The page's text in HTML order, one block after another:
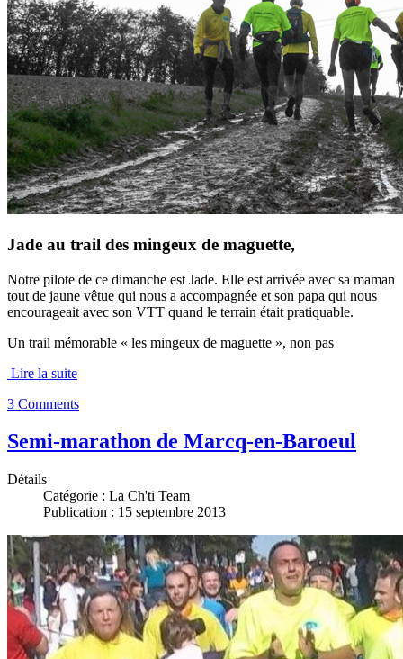
Jade au trail des mingeux de maguette,
Notre pilote de ce dimanche est Jade. Elle est arrivée avec sa maman
tout de jaune vêtue qui nous a accompagnée et son papa qui nous
encourageait avec son VTT quand le terrain était pratiquable.
Un trail mémorable « les mingeux de maguette », non pas
Lire la suite
3 Comments
Semi-marathon de Marcq-en-Baroeul
Détails
Catégorie : La Ch'ti Team
Publication : 15 septembre 2013